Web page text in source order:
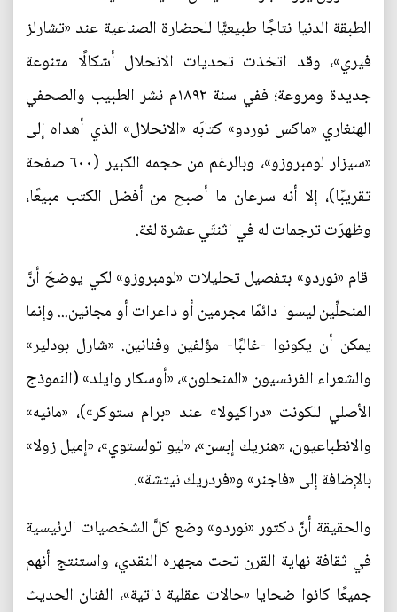
الطبقة الدنيا نتاجًا طبيعيًّا للحضارة الصناعية عند «تشارلز
فيري»، وقد اتخذت تحديات الانحلال أشكالًا متنوعة
جديدة ومروعة؛ ففي سنة ١٨٩٢م نشر الطبيب والصحفي
الهنغاري «ماكس نوردو» كتابَه «الانحلال» الذي أهداه إلى
«سيزار لومبروزو»، وبالرغم من حجمه الكبير (٦٠٠ صفحة
تقريبًا)، إلا أنه سرعان ما أصبح من أفضل الكتب مبيعًا،
وظهرَت ترجمات له في اثنتَي عشرة لغة.
قام «نوردو» بتفصيل تحليلات «لومبروزو» لكي يوضحَ أنَّ
المنحلِّين ليسوا دائمًا مجرمين أو داعرات أو مجانين... وإنما
يمكن أن يكونوا -غالبًا- مؤلفين وفنانين. «شارل بودلير»
والشعراء الفرنسيون «المنحلون»، «أوسكار وايلد» (النموذج
الأصلي للكونت «دراكيولا» عند «برام ستوكر»)، «مانيه»
والانطباعيون، «هنريك إبسن»، «ليو تولستوي»، «إميل زولا»
بالإضافة إلى «فاجنر» و«فردريك نيتشة».
والحقيقة أنَّ دكتور «نوردو» وضع كلَّ الشخصيات الرئيسية
في ثقافة نهاية القرن تحت مجهره النقدي، واستنتج أنهم
جميعًا كانوا ضحايا «حالات عقلية ذاتية»، الفنان الحديث